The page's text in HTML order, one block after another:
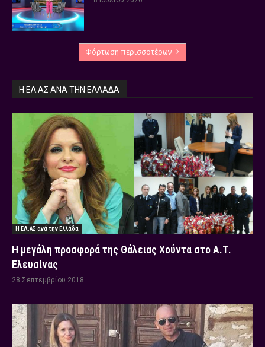
Φόρτωση περισσοτέρων
Η ΕΛ.ΑΣ ΑΝΆ ΤΗΝ ΕΛΛΆΔΑ
Η ΕΛ.ΑΣ ανά την Ελλάδα
Η μεγάλη προσφορά της Θάλειας Χούντα στο Α.Τ.
Ελευσίνας
28 Σεπτεμβρίου 2018